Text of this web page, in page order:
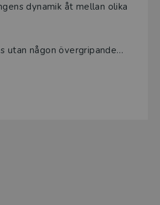
dynamik åt mellan olika
utan någon övergripande